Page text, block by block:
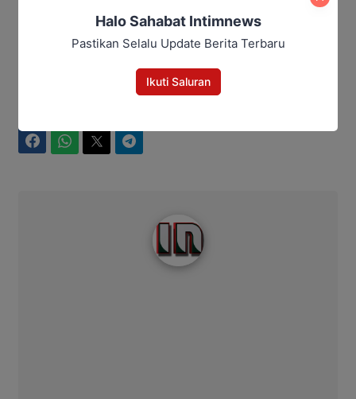
Tindaklanjuti Aspirasi Desa,
Infrastruktur Jadi Prioritas
Halo Sahabat Intimnews
Pastikan Selalu Update Berita Terbaru
Ikuti Saluran